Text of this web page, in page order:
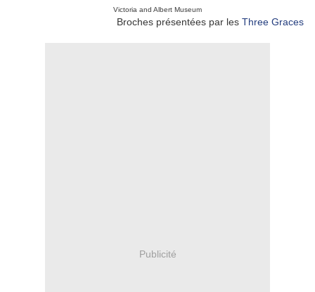
Victoria and Albert Museum
Broches présentées par les Three Graces
Publicité